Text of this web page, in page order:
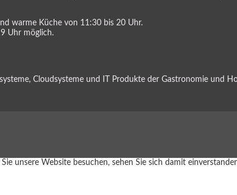
warme Küche von 11:30 bis 20 Uhr.
Uhr möglich.
Cloudsysteme und IT Produkte der Gastronomie und
unsere Website besuchen, sehen Sie sich damit